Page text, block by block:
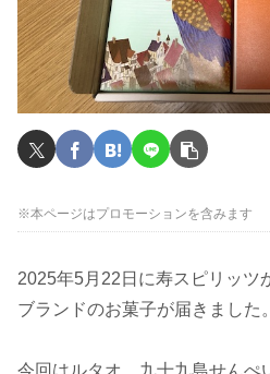
※本ページはプロモーションを含みます
2025年5月22日に寿スピリッツ
ブランドのお菓子が届きました。